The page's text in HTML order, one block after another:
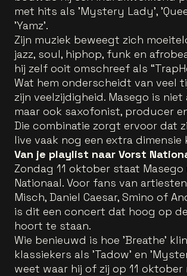
met hits als 'Mystery Lady',
'Yamz'.
Zijn muziek beweegt zich
jazz, soul, hiphop, funk en
hij zelf ooit omschreef als
Wat hem onderscheidt van veel
zijn veelzijdigheid. Masego is niet
maar ook saxofonist, producer
Die combinatie zorgt ervoor dat
live vaak nog een extra dimensie
Van je playlist naar Vorst
Zondag 11 oktober staat Masego
Nationaal. Voor fans van
Misch, Daniel Caesar, Smino of
is dit een concert dat hoog op
hoort te staan.
Wie benieuwd is hoe 'Breathe'
klassiekers als 'Tadow' en
weet waar hij of zij op 11 oktober